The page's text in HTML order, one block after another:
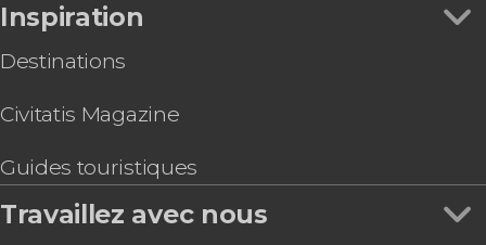
Inspiration
Destinations
Civitatis Magazine
Guides touristiques
Travaillez avec nous